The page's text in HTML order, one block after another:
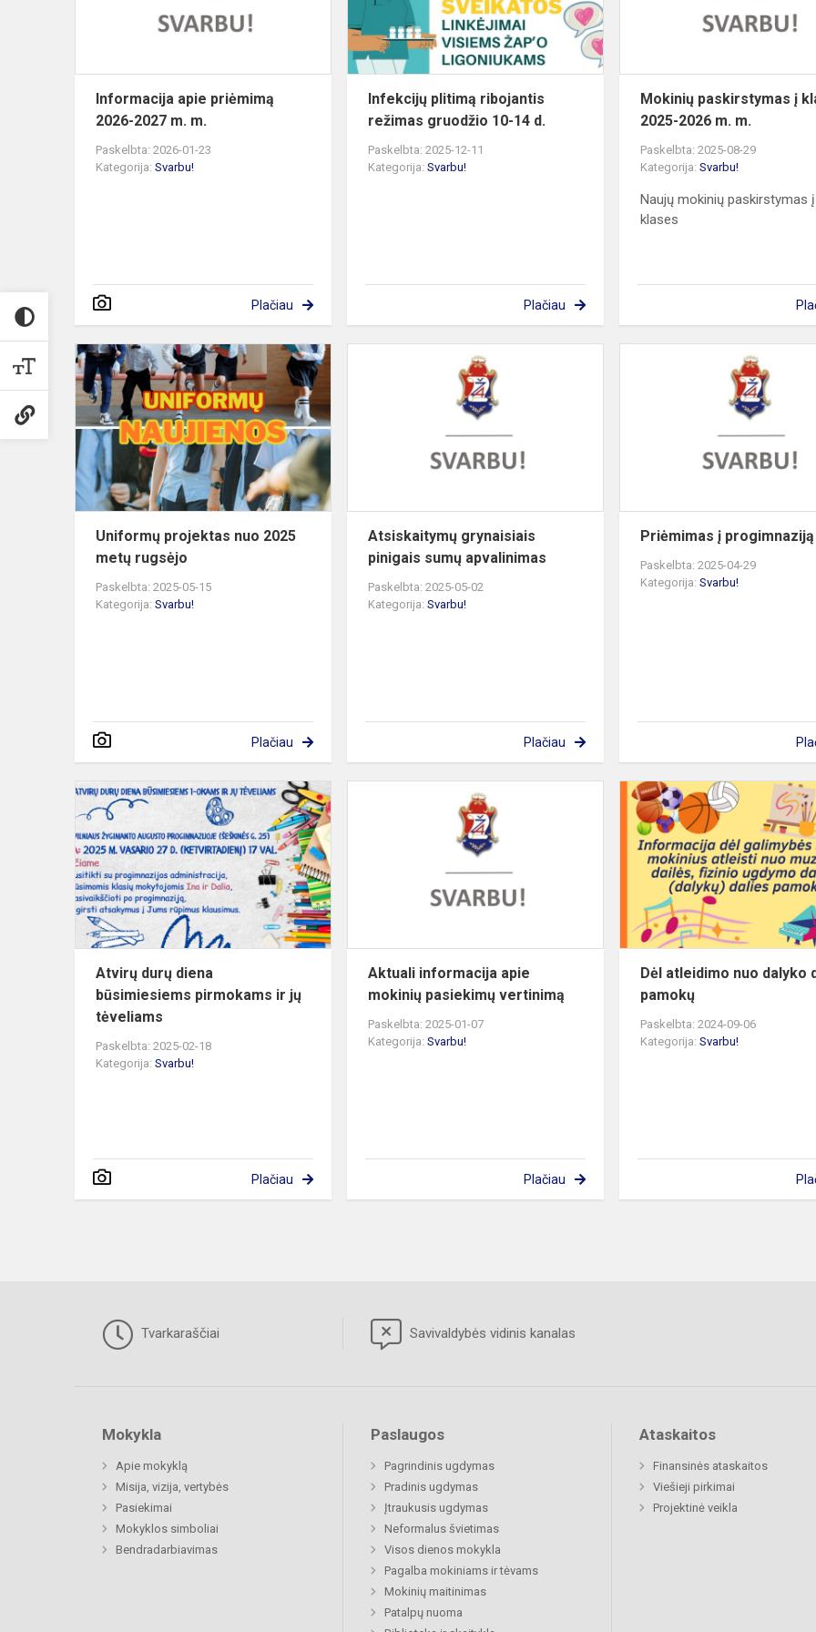
Informacija apie priėmimą
2026-2027 m. m.
Paskelbta: 2026-01-23
Kategorija: Svarbu!
Plačiau
10-
14
d.
Infekcijų plitimą ribojantis
režimas gruodžio 10-14 d.
Paskelbta: 2025-12-11
Kategorija:Svarbu!
Plačiau
Mokinių paskirstymas į
2025-2026 m. m.
Paskelbta: 2025-08-29
Kategorija:Svarbu!
Naujų mokinių paskirstymas į
klases
nuo
2025
metų
Uniformų projektas nuo 2025
metų rugsėjo
Paskelbta: 2025-05-15
Kategorija: Svarbu!
Plačiau
Atsiskaitymų grynaisiais
pinigais sumų apvalinimas
Paskelbta: 2025-05-02
Kategorija:Svarbu!
Plačiau
Priėmimas į progimnaziją
Paskelbta: 2025-04-29
Kategorija:Svarbu!
durų
diena
pirmokams
ir
jų
tėveliams
Atvirų durų diena
būsimiesiems pirmokams ir jų
tėveliams
Paskelbta: 2025-02-18
Kategorija: Svarbu!
Plačiau
Aktuali
informacija
mokinių
pasiekimų
vertinimą
Aktuali informacija apie
mokinių pasiekimų vertinimą
Paskelbta: 2025-01-07
Kategorija:Svarbu!
Plačiau
Dėl atleidimo nuo dalyko
pamokų
Paskelbta: 2024-09-06
Kategorija:Svarbu!
Tvarkaraščiai Savivaldybės vidinis kanalas
Mokykla
Apie mokyklą
Misija, vizija, vertybės
Pasiekimai
Mokyklos simboliai
Bendradarbiavimas
Paslaugos
Pagrindinis ugdymas
Pradinis ugdymas
Įtraukusis ugdymas
Neformalus švietimas
Visos dienos mokykla
Pagalba mokiniams ir tėvams
Mokinių maitinimas
Patalpų nuoma
Ataskaitos
Finansinės ataskaitos
Viešieji pirkimai
Projektinė veikla